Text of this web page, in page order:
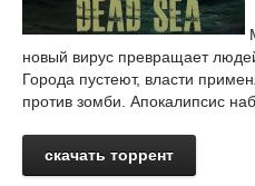
новый вирус превращает
Города пустеют, власти
против зомби. Апокалипсис
скачать торрент